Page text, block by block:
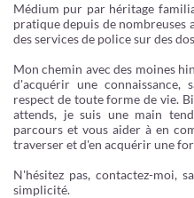
Médium pur par héritage
pratique depuis de nombreuses
des services de police sur des
Mon chemin avec des moines
d'acquérir une connaissance,
respect de toute forme de vie.
attends, je suis une main
parcours et vous aider à en
traverser et d'en acquérir une
N'hésitez pas, contactez-moi,
simplicité.